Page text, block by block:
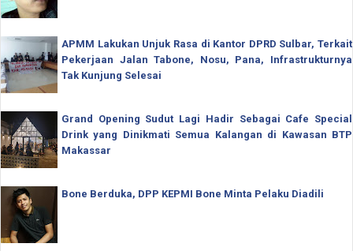
APMM Lakukan Unjuk Rasa di Kantor DPRD Sulbar, Terkait
Pekerjaan Jalan Tabone, Nosu, Pana, Infrastrukturnya
Tak Kunjung Selesai
Grand Opening Sudut Lagi Hadir Sebagai Cafe Special
Drink yang Dinikmati Semua Kalangan di Kawasan BTP
Makassar
Bone Berduka, DPP KEPMI Bone Minta Pelaku Diadili